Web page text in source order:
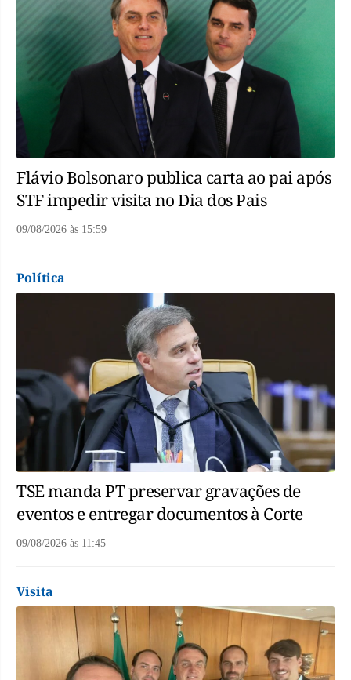
Flávio Bolsonaro publica carta ao pai após
STF impedir visita no Dia dos Pais
09/08/2026 às 15:59
Política
TSE manda PT preservar gravações de
eventos e entregar documentos à Corte
09/08/2026 às 11:45
Visita